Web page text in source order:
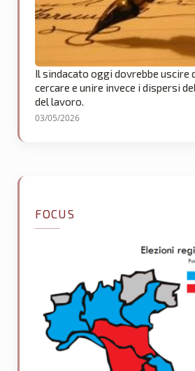
Il sindacato oggi dovrebbe uscire
cercare e unire invece i dispersi
del lavoro.
03/05/2026
FOCUS